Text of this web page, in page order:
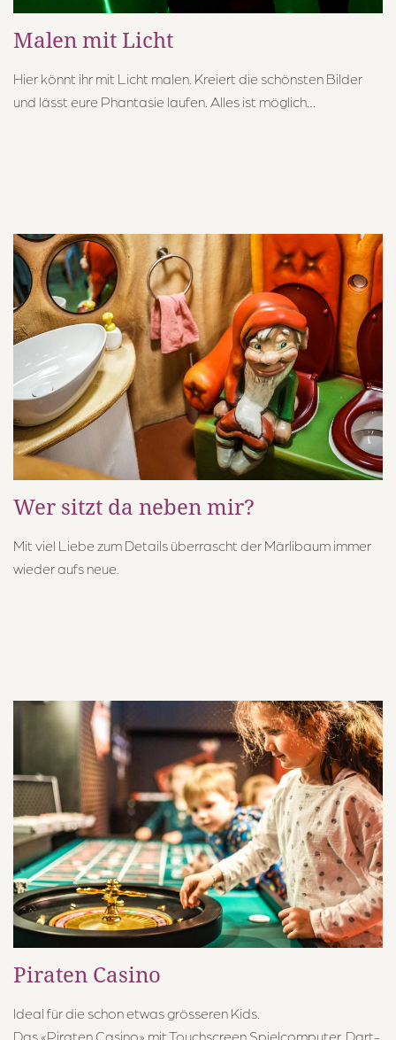
Malen mit Licht
Hier könnt ihr mit Licht malen. Kreiert die schönsten Bilder
und lässt eure Phantasie laufen. Alles ist möglich…
Wer sitzt da neben mir?
Mit viel Liebe zum Details überrascht der Märlibaum immer
wieder aufs neue.
Piraten Casino
Ideal für die schon etwas grösseren Kids.
Das «Piraten Casino» mit Touchscreen Spielcomputer, Dart-